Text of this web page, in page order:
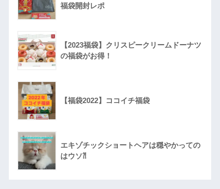
福袋開封レポ
【2023福袋】クリスピークリームドーナツ
の福袋がお得！
【福袋2022】ココイチ福袋
エキゾチックショートヘアは穏やかっての
はウソ⁈